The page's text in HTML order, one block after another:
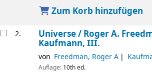
Zum Korb hinzufügen
2. Universe / Roger A.
Kaufmann, III.
von Freedman, Roger A
Auflage: 10th ed.